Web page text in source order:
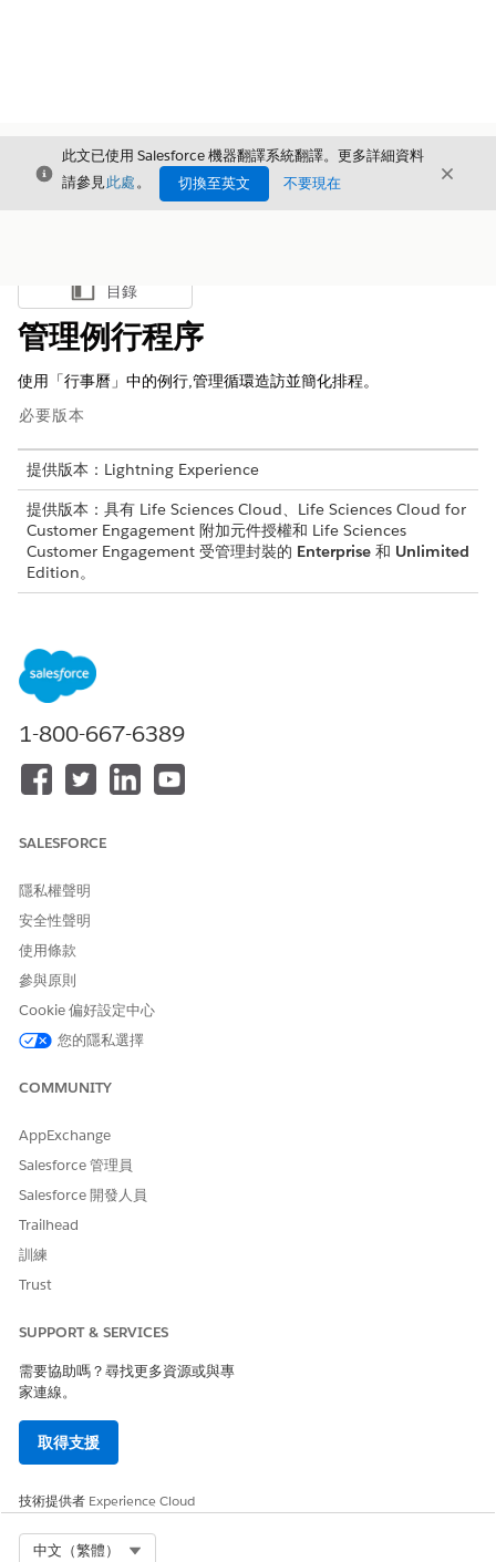
結束
此文已使用 Salesforce 機器翻譯系統翻譯。更多詳細資料
請參見此處。 切換至英文 不要現在 結束
顯示目錄
目錄
管理例行程序
使用「行事曆」中的例行,管理循環造訪並簡化排程。
必要版本
提供版本：Lightning Experience
提供版本：具有 Life Sciences Cloud、Life Sciences Cloud for
Customer Engagement 附加元件授權和 Life Sciences
Customer Engagement 受管理封裝的 Enterprise 和 Unlimited
Edition。
建立例行程序,以針對循環排程快速套用一組預先定義的造訪。這可
減少建立個別造訪的需求,簡化行事曆中單日或多日例行流程。
進入 App Launcher,尋找並選取「
選取「 建立或更新例行
若要建立包含單日排程的例行程序,請選取與開始日期相同的
若要建立包含跨多日排程的例行程序,請選取開始日期之後的
結束日期。
請儲存您的變更。
若要更新現有例項:
套用現有的例行程序
利用現有例項來套用預先定義的造訪排程。
點選您想要例行程序開始的日期旁邊的
選取您要套用的例行程序。
例行指標會在套用例行記錄的日期顯示。若要檢視特定日期的所
有例行事項,請按一下 例行事項圖示。
您可以共用、刪除或重新命名現有的例行。
此文章是否解決您的問題？
1-800-667-6389
SALESFORCE
隱私權聲明
安全性聲明
使用條款
參與原則
Cookie 偏好設定中心
您的隱私選擇
COMMUNITY
AppExchange
Salesforce 管理員
Salesforce 開發人員
Trailhead
訓練
Trust
SUPPORT & SERVICES
需要協助嗎？尋找更多資源或與專
家連線。
取得支援
技術提供者 Experience Cloud
中文（繁體）